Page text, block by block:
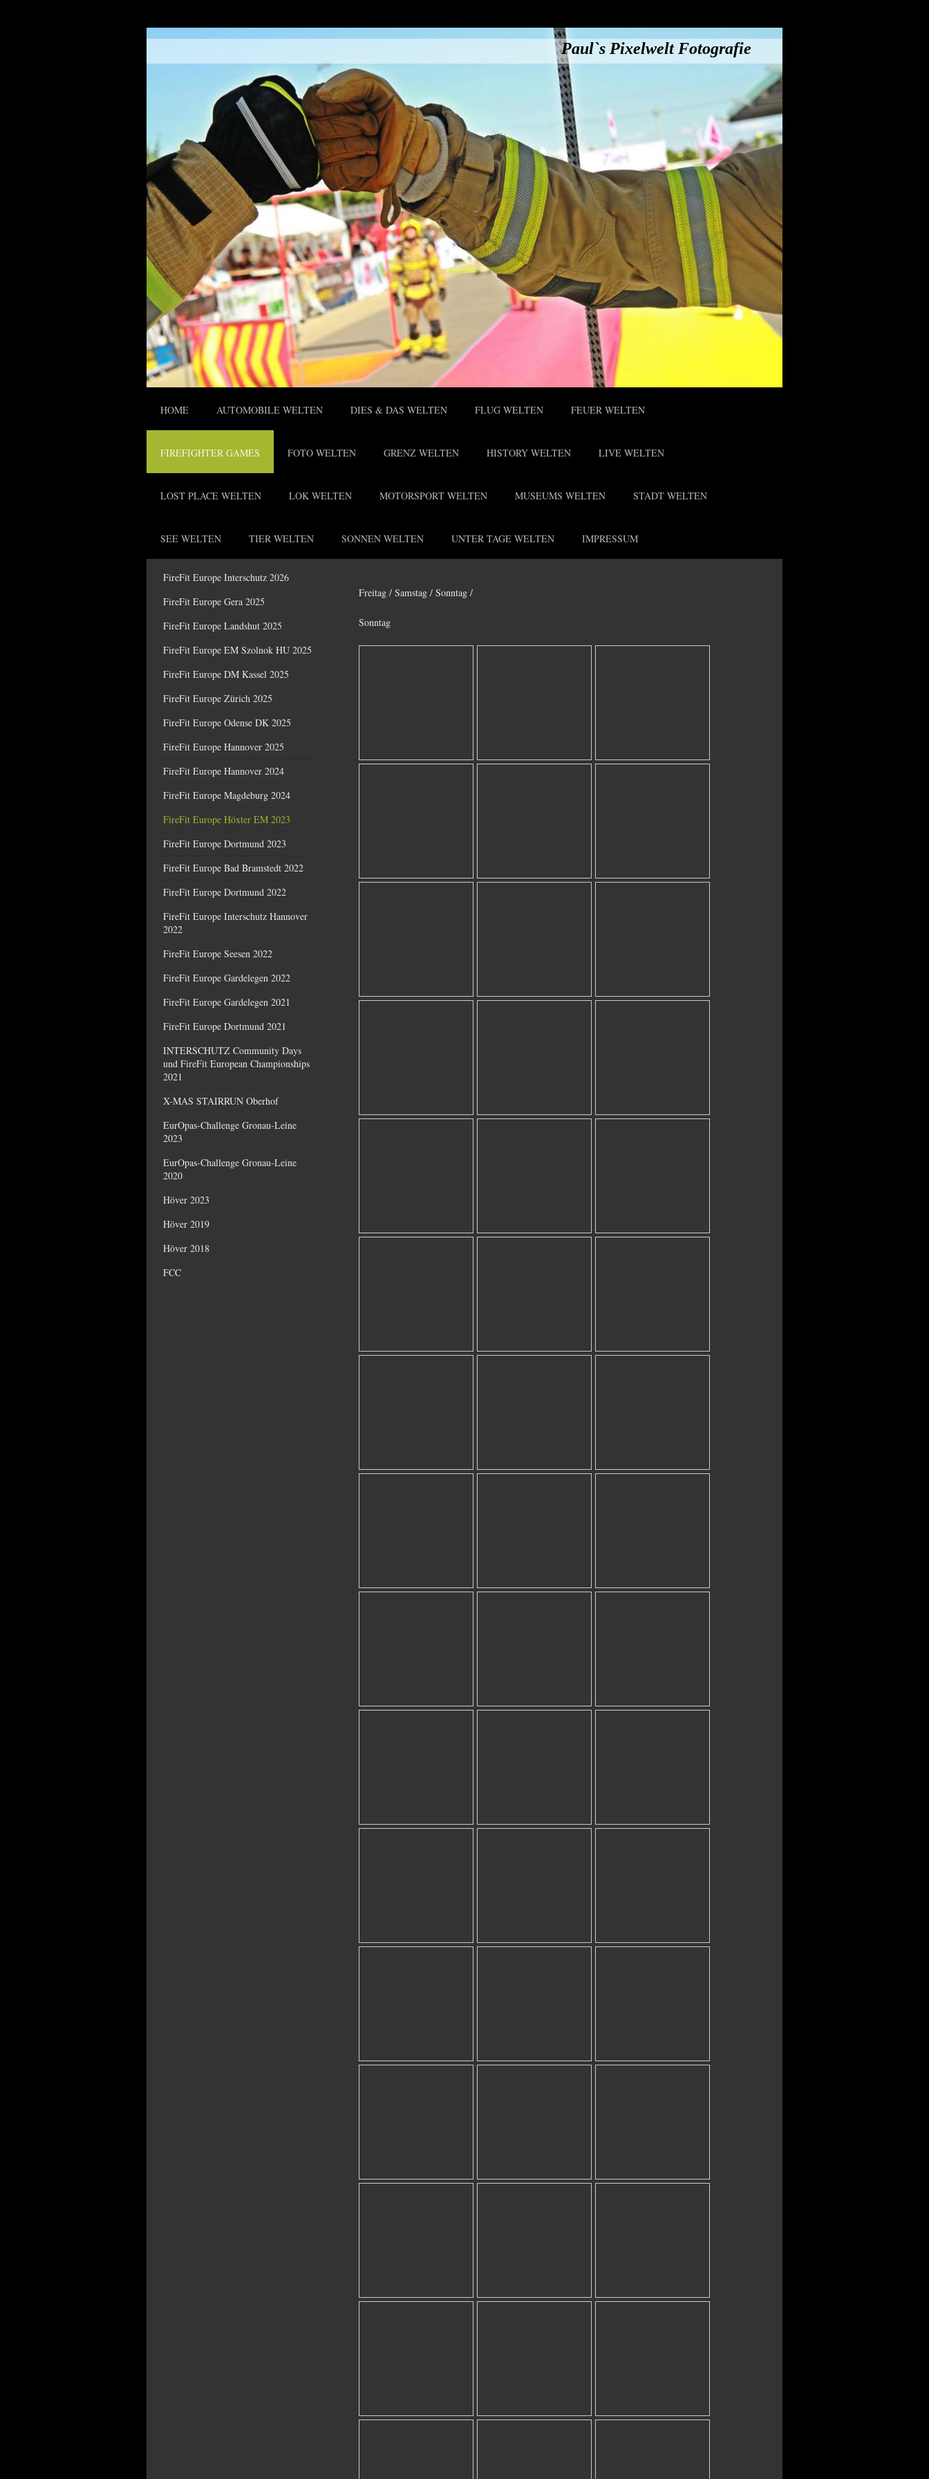
Paul`s Pixelwelt Fotografie
HOME AUTOMOBILE WELTEN DIES & DAS WELTEN FLUG WELTEN FEUER WELTEN
FIREFIGHTER GAMES FOTO WELTEN GRENZ WELTEN HISTORY WELTEN LIVE WELTEN
LOST PLACE WELTEN LOK WELTEN MOTORSPORT WELTEN MUSEUMS WELTEN STADT WELTEN
SEE WELTEN TIER WELTEN SONNEN WELTEN UNTER TAGE WELTEN IMPRESSUM
Freitag / Samstag / Sonntag /
Sonntag
FireFit Europe Interschutz 2026
FireFit Europe Gera 2025
FireFit Europe Landshut 2025
FireFit Europe EM Szolnok HU 2025
FireFit Europe DM Kassel 2025
FireFit Europe Zürich 2025
FireFit Europe Odense DK 2025
FireFit Europe Hannover 2025
FireFit Europe Hannover 2024
FireFit Europe Magdeburg 2024
FireFit Europe Höxter EM 2023
FireFit Europe Dortmund 2023
FireFit Europe Bad Bramstedt 2022
FireFit Europe Dortmund 2022
FireFit Europe Interschutz Hannover
2022
FireFit Europe Seesen 2022
FireFit Europe Gardelegen 2022
FireFit Europe Gardelegen 2021
FireFit Europe Dortmund 2021
INTERSCHUTZ Community Days
und FireFit European Championships
2021
X-MAS STAIRRUN Oberhof
EurOpas-Challenge Gronau-Leine
2023
EurOpas-Challenge Gronau-Leine
2020
Höver 2023
Höver 2019
Höver 2018
FCC